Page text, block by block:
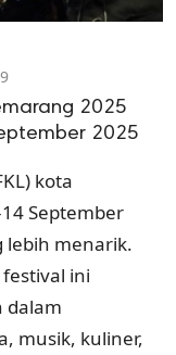
2025
2025
kota
September
lebih menarik.
ini
dalam
musik, kuliner,